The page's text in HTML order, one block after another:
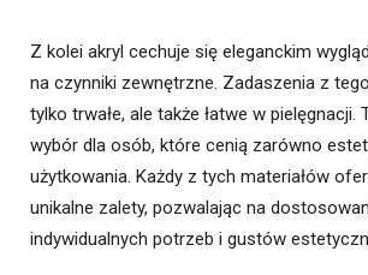
Z kolei akryl cechuje się eleganckim
na czynniki zewnętrzne. Zadaszenia z
tylko trwałe, ale także łatwe w pielęgnacji.
wybór dla osób, które cenią zarówno
użytkowania. Każdy z tych materiałów
unikalne zalety, pozwalając na
indywidualnych potrzeb i gustów